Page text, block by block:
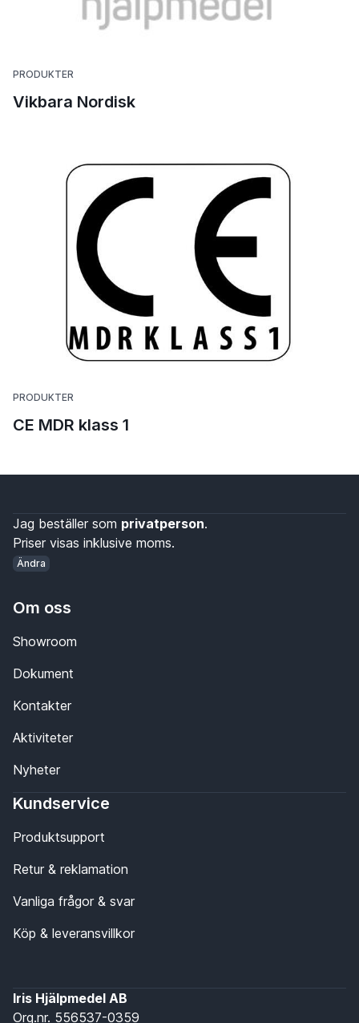
PRODUKTER
Vikbara Nordisk
PRODUKTER
CE MDR klass 1
Jag beställer som privatperson.
Priser visas inklusive moms.
Ändra
Om oss
Showroom
Dokument
Kontakter
Aktiviteter
Nyheter
Kundservice
Produktsupport
Retur & reklamation
Vanliga frågor & svar
Köp & leveransvillkor
Iris Hjälpmedel AB
Org.nr. 556537-0359